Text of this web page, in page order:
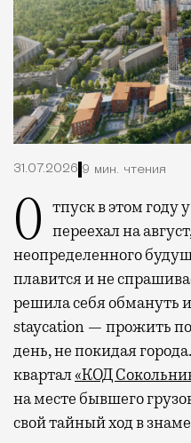
31.07.2026 9 мин. чтения
Отпуск в этом году у меня кочует: сначала переехал на
неопределенного
плавится и не
решила себя обмануть
staycation — прожить
день, не покидая
квартал«КОД
на месте бывшего
свой тайный ход в